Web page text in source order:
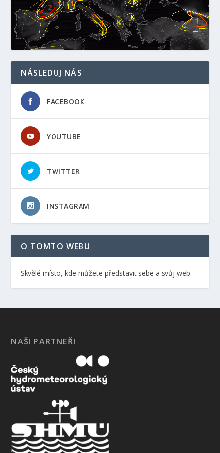
NÁSLEDUJ NÁS
FACEBOOK
YOUTUBE
TWITTER
INSTAGRAM
O TOMTO WEBU
Skvělé místo, kde můžete představit sebe a svůj web.
NAŠI PARTNEŘI